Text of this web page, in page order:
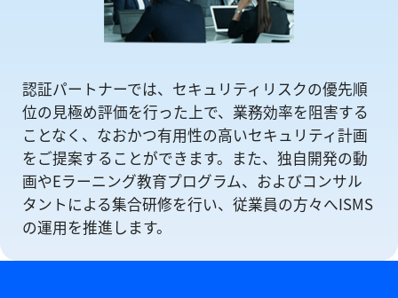
認証パートナーでは、セキュリティリスクの優先順
位の⾒極め評価を⾏った上で、業務効率を阻害する
ことなく、なおかつ有⽤性の⾼いセキュリティ計画
をご提案することができます。また、独自開発の動
画やEラーニング教育プログラム、およびコンサル
タントによる集合研修を⾏い、従業員の方々へISMS
の運⽤を推進します。